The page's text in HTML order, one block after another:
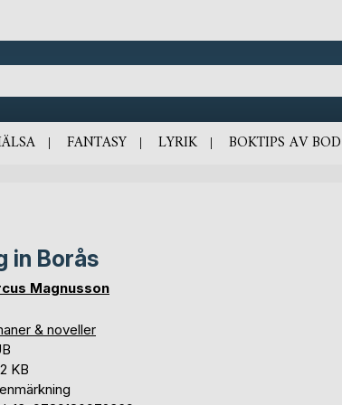
FANTASY LYRIK BOKTIPS AV BOD
in Borås
Magnusson
& noveller
KB